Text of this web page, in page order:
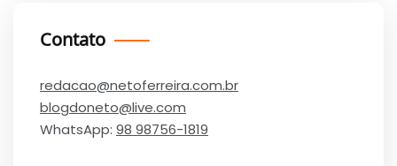
Contato
redacao@netoferreira.com.br
blogdoneto@live.com
WhatsApp: 98 98756-1819